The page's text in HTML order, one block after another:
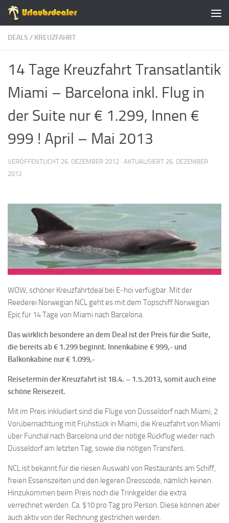
Zum Inhalt springen
DEALS / KREUZFAHRT
14 Tage Kreuzfahrt Transatlantik
Miami – Barcelona inkl. Flug in
der Suite nur € 1.299, Innen €
999 ! April – Mai 2013
VERÖFFENTLICHT 26. DEZEMBER 2012 · AKTUALISIERT 26. DEZEMBER
2012
WOW, schöner Kreuzfahrtdeal bei E-hoi verfügbar. Mit der
Reederei Norwegian NCL geht es mit dem Topschiff Norwegian
Epic für 14 Tage von Miami nach Barcelona.
Das wirklich besondere an dem Deal ist der Preis für die Suite,
die bereits ab € 1.299 beginnt. Innenkabine € 999,- und
Balkonkabine nur € 1.099,-
Reisetermin der Kreuzfahrt ist 18.4. – 1.5.2013, somit auch eine
schöne Reisezeit.
Mit im Preis inkludiert sind die Flüge von Düsseldorf nach Miami, 2
Vorübernachtung mit Frühstück in Miami, die Kreuzfahrt von Miami
über Funchal nach Barcelona und der nötige Rückflug wieder nach
Düsseldorf am letzten Tag, sowie die nötigen Transfers.
NCL ist bekannt für die riesen Auswahl von Restaurants am Schiff,
freien Essenszeiten und den legeren Dresscode, nämlich keinen.
Hinzukommen beim Preis noch die Trinkgelder die extra
verrechnet werden. Ca. $10 pro Tag pro Person. Diese können aber
auch aktiv von der Rechnung gestrichen werden.